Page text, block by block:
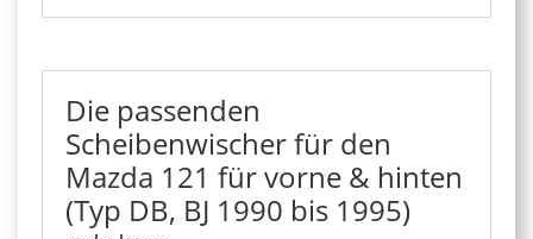
Die passenden
Scheibenwischer für den
Mazda 121 für vorne & hinten
(Typ DB, BJ 1990 bis 1995)